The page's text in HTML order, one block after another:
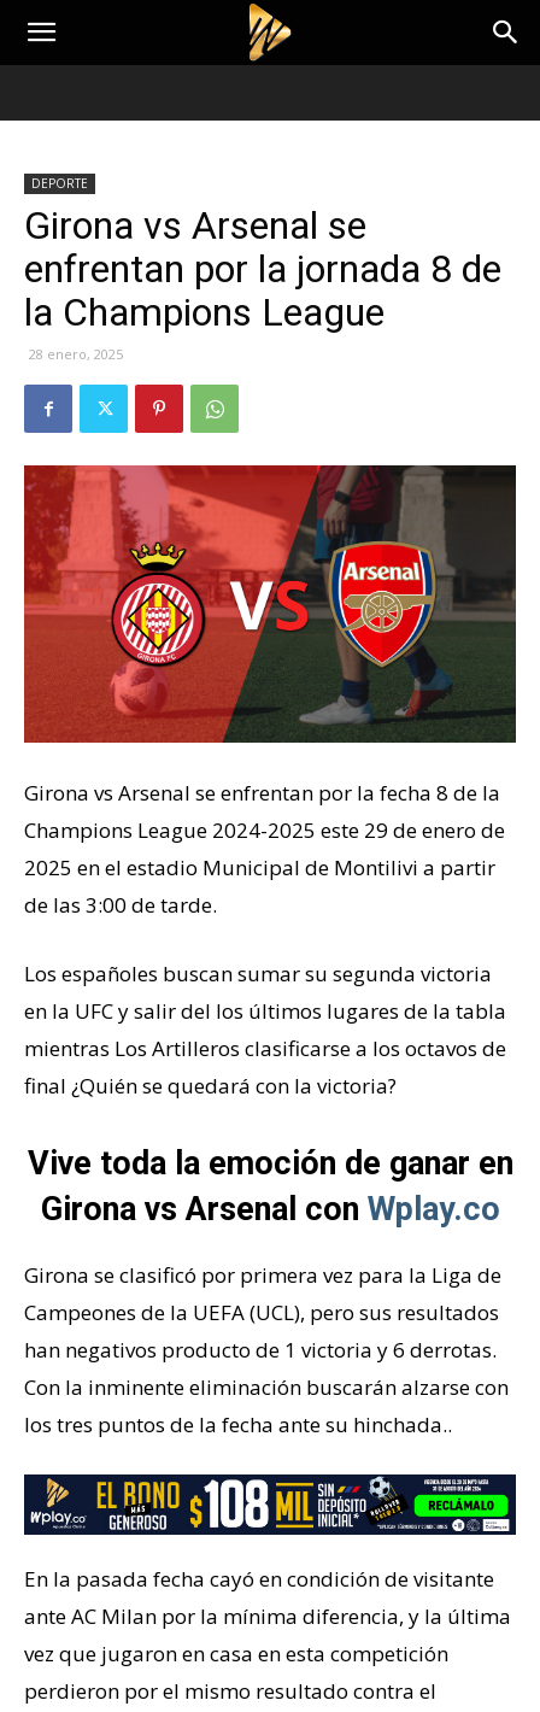
DEPORTE
Girona vs Arsenal se
enfrentan por la jornada 8 de
la Champions League
28 enero, 2025
Girona vs Arsenal se enfrentan por la fecha 8 de la
Champions League 2024-2025 este 29 de enero de
2025 en el estadio Municipal de Montilivi a partir
de las 3:00 de tarde.
Los españoles buscan sumar su segunda victoria
en la UFC y salir del los últimos lugares de la tabla
mientras Los Artilleros clasificarse a los octavos de
final ¿Quién se quedará con la victoria?
Vive toda la emoción de ganar en
Girona vs Arsenal con Wplay.co
Girona se clasificó por primera vez para la Liga de
Campeones de la UEFA (UCL), pero sus resultados
han negativos producto de 1 victoria y 6 derrotas.
Con la inminente eliminación buscarán alzarse con
los tres puntos de la fecha ante su hinchada..
En la pasada fecha cayó en condición de visitante
ante AC Milan por la mínima diferencia, y la última
vez que jugaron en casa en esta competición
perdieron por el mismo resultado contra el